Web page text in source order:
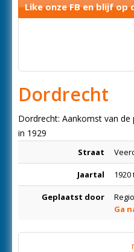
Like onze FB en blijf op
Dordrecht
Dordrecht: Aankomst van
in 1929
Straat
Jaartal 1920
Geplaatst door
Ga